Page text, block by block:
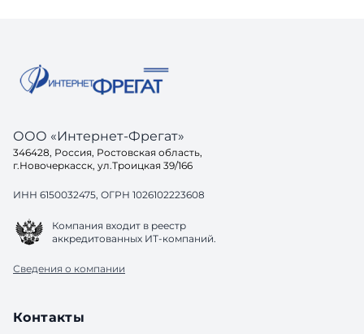
ООО «Интернет-Фрегат»
346428, Россия, Ростовская область,
г.Новочеркасск, ул.Троицкая 39/166
ИНН 6150032475, ОГРН 1026102223608
Компания входит в реестр
аккредитованных ИТ-компаний.
Сведения о компании
Контакты